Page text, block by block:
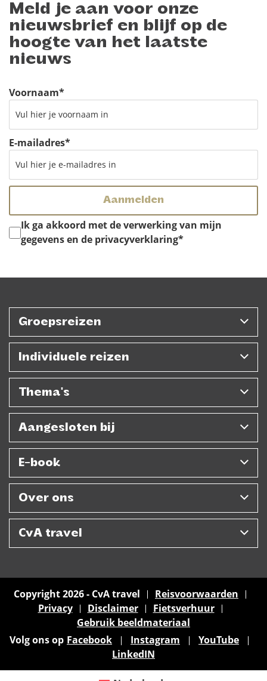
Meld je aan voor onze
nieuwsbrief en blijf op de
hoogte van het laatste
nieuws
Instemming*
Ik ga akkoord met de verwerking van mijn
gegevens en de privacyverklaring*
Voornaam*
E-mailadres*
Groepsreizen
Individuele reizen
Thema's
Aangesloten bij
E-book
Over ons
CvA travel
Copyright 2026 - CvA travel
Reisvoorwaarden
Privacy
Disclaimer
Fietsverhuur
Gebruik beeldmateriaal
Volg ons op Facebook Instagram
YouTube
LinkedIN